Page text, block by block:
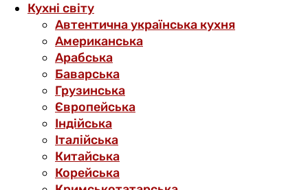
Кухні світу
Автентична українська кухня
Американська
Арабська
Баварська
Грузинська
Європейська
Індійська
Італійська
Китайська
Корейська